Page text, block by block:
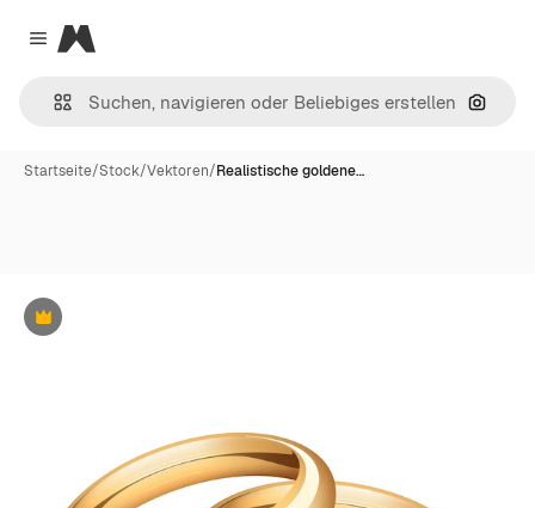
Close menu
Magnific
Nach
Startseite/Stock/Vektoren/Realistische goldene…
Premium